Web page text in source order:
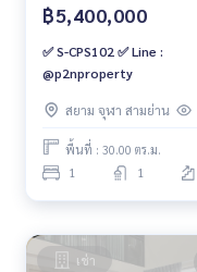
฿5,400,000
✅ S-CPS102 ✅ Line :
@p2nproperty
สยาม จุฬา สามย่าน
พื้นที่ : 30.00 ตร.ม.
1 1
เช่า